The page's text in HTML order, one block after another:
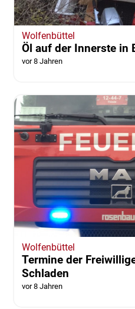
Wolfenbüttel
Öl auf der Innerste in
vor 8 Jahren
Wolfenbüttel
Termine der
Schladen
vor 8 Jahren